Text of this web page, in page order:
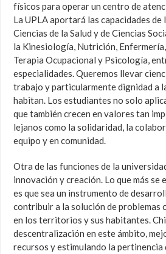
físicos para operar un centro de
La UPLA aportará las capacidades de
Ciencias de la Salud y de Ciencias
la Kinesiología, Nutrición,
Terapia Ocupacional y Psicología,
especialidades. Queremos llevar
trabajo y particularmente dignidad a
habitan. Los estudiantes no solo
que también crecen en valores tan
lejanos como la solidaridad, la
equipo y en comunidad.
Otra de las funciones de la
innovación y creación. Lo que más se
es que sea un instrumento de
contribuir a la solución de problemas
en los territorios y sus habitantes.
descentralización en este ámbito,
recursos y estimulando la